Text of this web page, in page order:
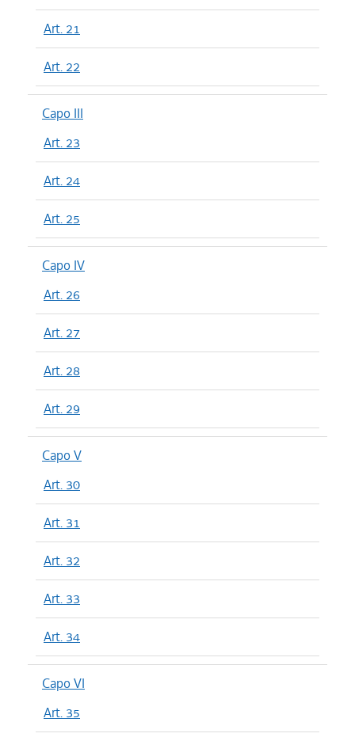
Art. 21
Art. 22
Capo III
Art. 23
Art. 24
Art. 25
Capo IV
Art. 26
Art. 27
Art. 28
Art. 29
Capo V
Art. 30
Art. 31
Art. 32
Art. 33
Art. 34
Capo VI
Art. 35